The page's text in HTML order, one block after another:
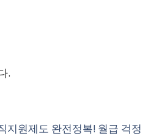
.
지원제도 완전정복! 월급 걱정